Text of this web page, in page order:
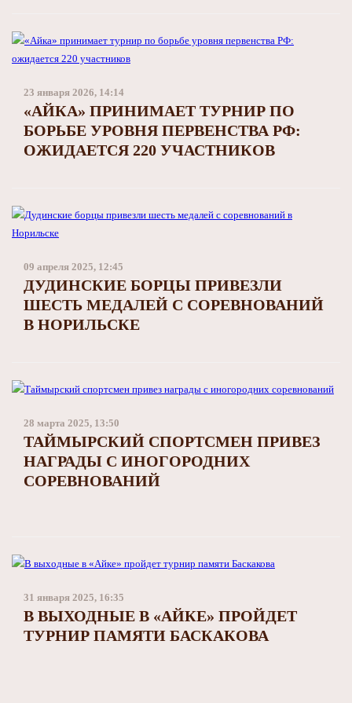
23 января 2026, 14:14
«АЙКА» ПРИНИМАЕТ ТУРНИР ПО
БОРЬБЕ УРОВНЯ ПЕРВЕНСТВА РФ:
ОЖИДАЕТСЯ 220 УЧАСТНИКОВ
09 апреля 2025, 12:45
ДУДИНСКИЕ БОРЦЫ ПРИВЕЗЛИ
ШЕСТЬ МЕДАЛЕЙ С СОРЕВНОВАНИЙ
В НОРИЛЬСКЕ
28 марта 2025, 13:50
ТАЙМЫРСКИЙ СПОРТСМЕН ПРИВЕЗ
НАГРАДЫ С ИНОГОРОДНИХ
СОРЕВНОВАНИЙ
31 января 2025, 16:35
В ВЫХОДНЫЕ В «АЙКЕ» ПРОЙДЕТ
ТУРНИР ПАМЯТИ БАСКАКОВА